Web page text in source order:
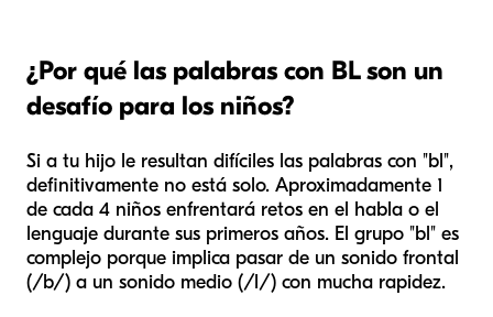
¿Por qué las palabras con BL son un
desafío para los niños?
Si a tu hijo le resultan difíciles las palabras con "bl",
definitivamente no está solo. Aproximadamente 1
de cada 4 niños enfrentará retos en el habla o el
lenguaje durante sus primeros años. El grupo "bl" es
complejo porque implica pasar de un sonido frontal
(/b/) a un sonido medio (/l/) con mucha rapidez.